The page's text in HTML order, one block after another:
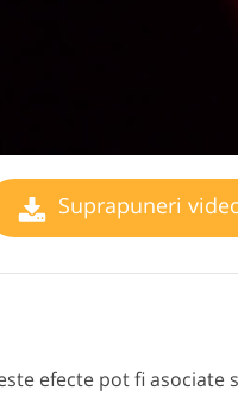
Suprapuneri
efecte pot fi asociate